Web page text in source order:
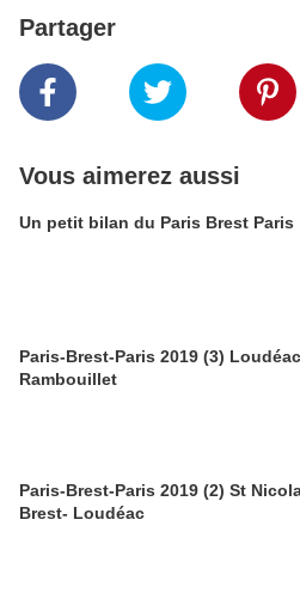
Partager
Vous aimerez aussi
Un petit bilan du Paris Brest Paris
Paris-Brest-Paris 2019 (3)
Rambouillet
Paris-Brest-Paris 2019 (2) St Nicolas-
Brest- Loudéac